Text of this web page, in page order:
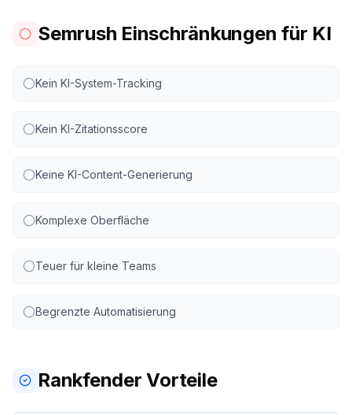
Semrush Einschränkungen für KI
Kein KI-System-Tracking
Kein KI-Zitationsscore
Keine KI-Content-Generierung
Komplexe Oberfläche
Teuer für kleine Teams
Begrenzte Automatisierung
Rankfender Vorteile